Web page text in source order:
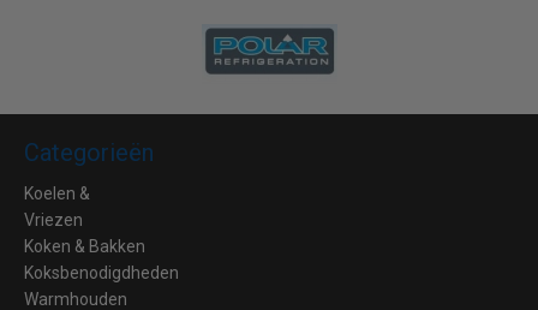
Categorieën
Koelen &
Vriezen
Koken & Bakken
Koksbenodigdheden
Warmhouden